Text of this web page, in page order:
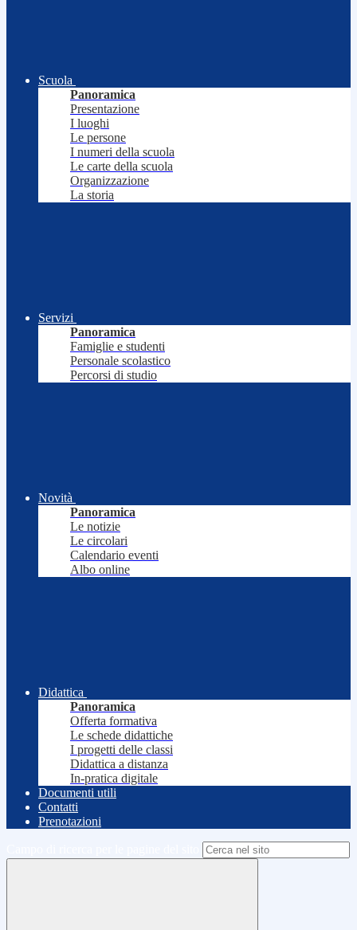
Scuola
Panoramica
Presentazione
I luoghi
Le persone
I numeri della scuola
Le carte della scuola
Organizzazione
La storia
Servizi
Panoramica
Famiglie e studenti
Personale scolastico
Percorsi di studio
Novità
Panoramica
Le notizie
Le circolari
Calendario eventi
Albo online
Didattica
Panoramica
Offerta formativa
Le schede didattiche
I progetti delle classi
Didattica a distanza
In-pratica digitale
Documenti utili
Contatti
Prenotazioni